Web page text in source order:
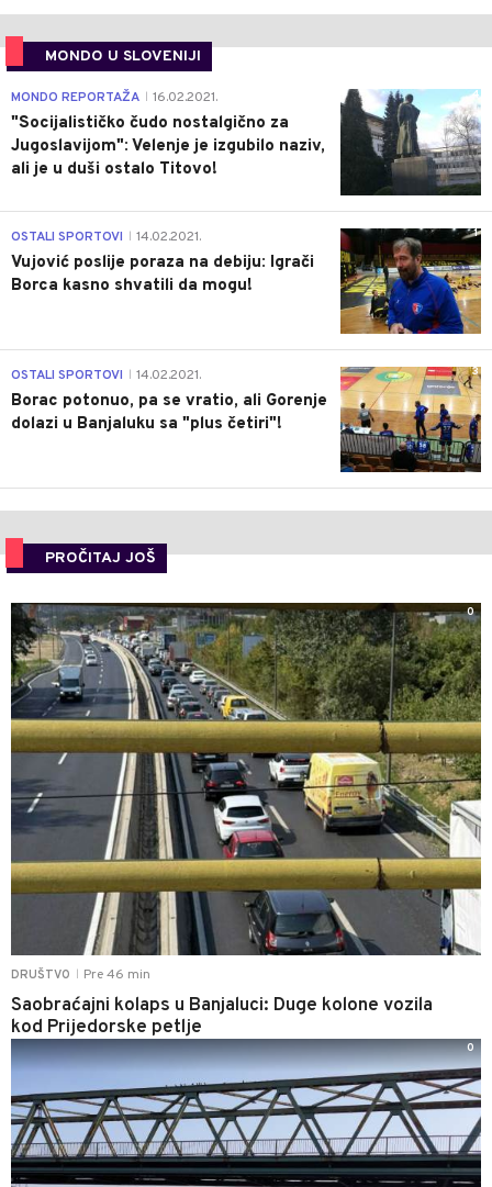
MONDO U SLOVENIJI
4
MONDO REPORTAŽA 16.02.2021.
"Socijalističko čudo nostalgično za
Jugoslavijom": Velenje je izgubilo naziv,
ali je u duši ostalo Titovo!
1
OSTALI SPORTOVI 14.02.2021.
Vujović poslije poraza na debiju: Igrači
Borca kasno shvatili da mogu!
3
OSTALI SPORTOVI 14.02.2021.
Borac potonuo, pa se vratio, ali Gorenje
dolazi u Banjaluku sa "plus četiri"!
PROČITAJ JOŠ
DRUŠTVO Pre 46 min
Saobraćajni kolaps u Banjaluci: Duge kolone vozila
kod Prijedorske petlje
0
0